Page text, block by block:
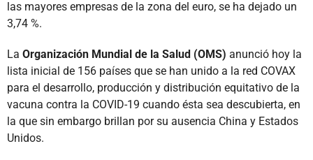
las mayores empresas de la zona del euro, se ha dejado un
3,74 %.
La Organización Mundial de la Salud (OMS) anunció hoy la
lista inicial de 156 países que se han unido a la red COVAX
para el desarrollo, producción y distribución equitativo de la
vacuna contra la COVID-19 cuando ésta sea descubierta, en
la que sin embargo brillan por su ausencia China y Estados
Unidos.